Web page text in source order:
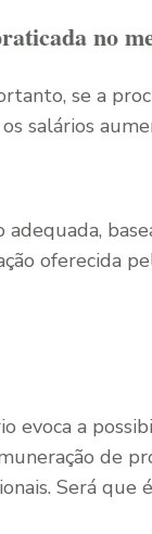
no
se a
salários
oferecida
evoca a
de
Será que